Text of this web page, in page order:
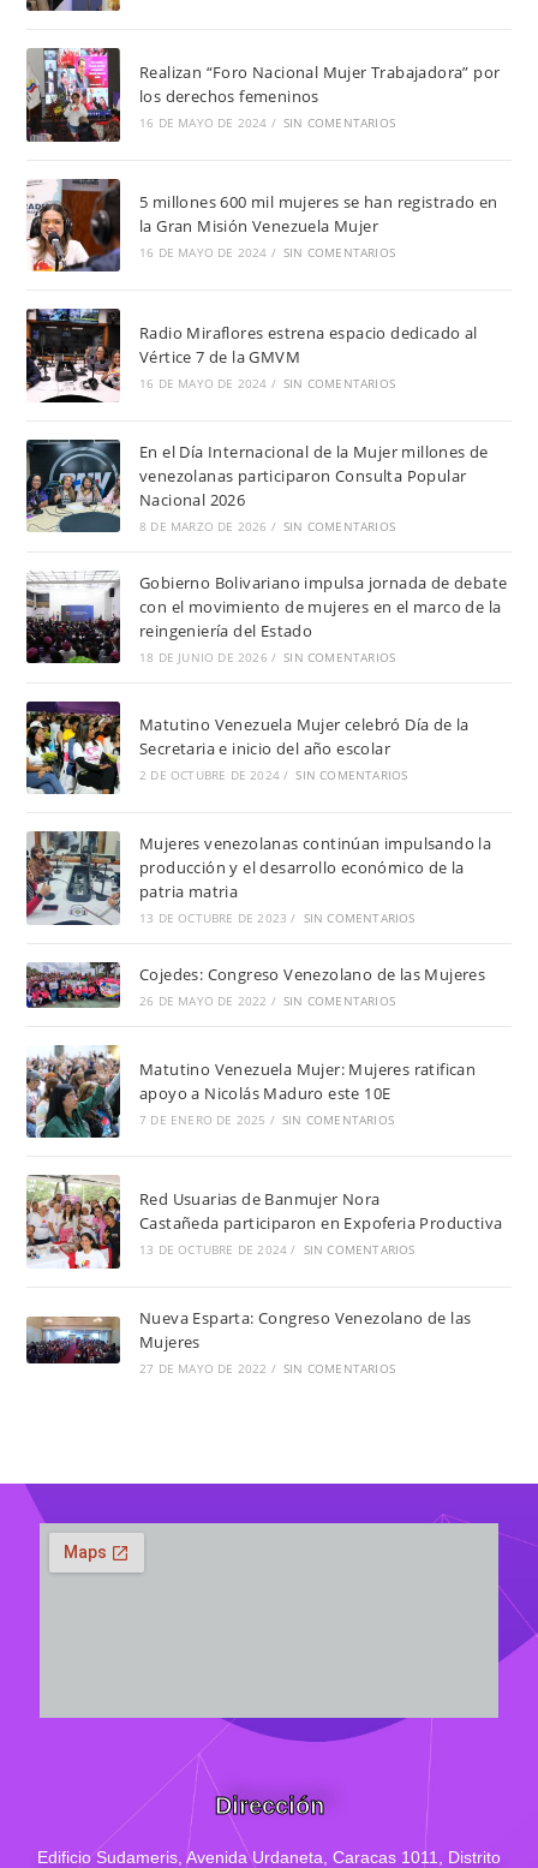
Realizan “Foro Nacional Mujer Trabajadora” por
los derechos femeninos
16 DE MAYO DE 2024 / SIN COMENTARIOS
5 millones 600 mil mujeres se han registrado en
la Gran Misión Venezuela Mujer
16 DE MAYO DE 2024 / SIN COMENTARIOS
Radio Miraflores estrena espacio dedicado al
Vértice 7 de la GMVM
16 DE MAYO DE 2024 / SIN COMENTARIOS
En el Día Internacional de la Mujer millones de
venezolanas participaron Consulta Popular
Nacional 2026
8 DE MARZO DE 2026 / SIN COMENTARIOS
Gobierno Bolivariano impulsa jornada de debate
con el movimiento de mujeres en el marco de la
reingeniería del Estado
18 DE JUNIO DE 2026 / SIN COMENTARIOS
Matutino Venezuela Mujer celebró Día de la
Secretaria e inicio del año escolar
2 DE OCTUBRE DE 2024 / SIN COMENTARIOS
Mujeres venezolanas continúan impulsando la
producción y el desarrollo económico de la
patria matria
13 DE OCTUBRE DE 2023 / SIN COMENTARIOS
Cojedes: Congreso Venezolano de las Mujeres
26 DE MAYO DE 2022 / SIN COMENTARIOS
Matutino Venezuela Mujer: Mujeres ratifican
apoyo a Nicolás Maduro este 10E
7 DE ENERO DE 2025 / SIN COMENTARIOS
Red Usuarias de Banmujer Nora
Castañeda participaron en Expoferia Productiva
13 DE OCTUBRE DE 2024 / SIN COMENTARIOS
Nueva Esparta: Congreso Venezolano de las
Mujeres
27 DE MAYO DE 2022 / SIN COMENTARIOS
Dirección
Edificio Sudameris, Avenida Urdaneta, Caracas 1011, Distrito